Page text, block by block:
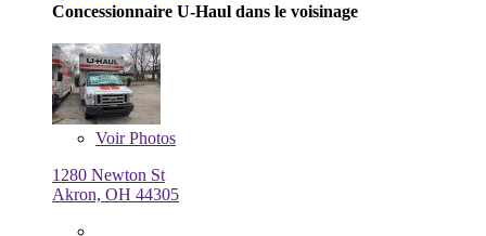
Concessionnaire U-Haul dans le voisinage
VoirPhotos
1280 Newton St
Akron, OH 44305